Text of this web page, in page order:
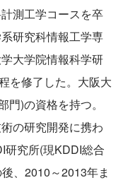
測工学コースを卒
研究科情報工学専
大学院情報科学研
を修了した。大阪大
)の資格を持つ。
の研究開発に携わ
研究所(現KDDI総合
、2010～2013年ま